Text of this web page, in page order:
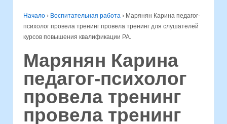
Начало › Воспитательная работа › Марянян Карина педагог-
психолог провела тренинг провела тренинг для слушателей
курсов повышения квалификации РА.
Марянян Карина
педагог-психолог
провела тренинг
провела тренинг